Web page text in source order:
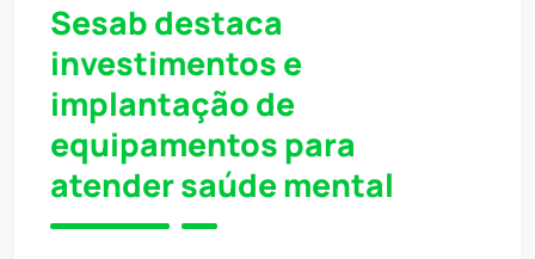
Sesab destaca
investimentos e
implantação de
equipamentos para
atender saúde mental